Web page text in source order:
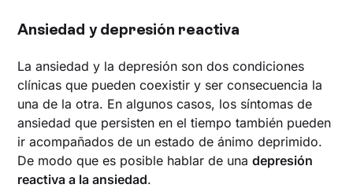
Ansiedad y depresión reactiva
La ansiedad y la depresión son dos condiciones
clínicas que pueden coexistir y ser consecuencia la
una de la otra. En algunos casos, los síntomas de
ansiedad que persisten en el tiempo también pueden
ir acompañados de un estado de ánimo deprimido.
De modo que es posible hablar de unadepresión
reactiva a la ansiedad.